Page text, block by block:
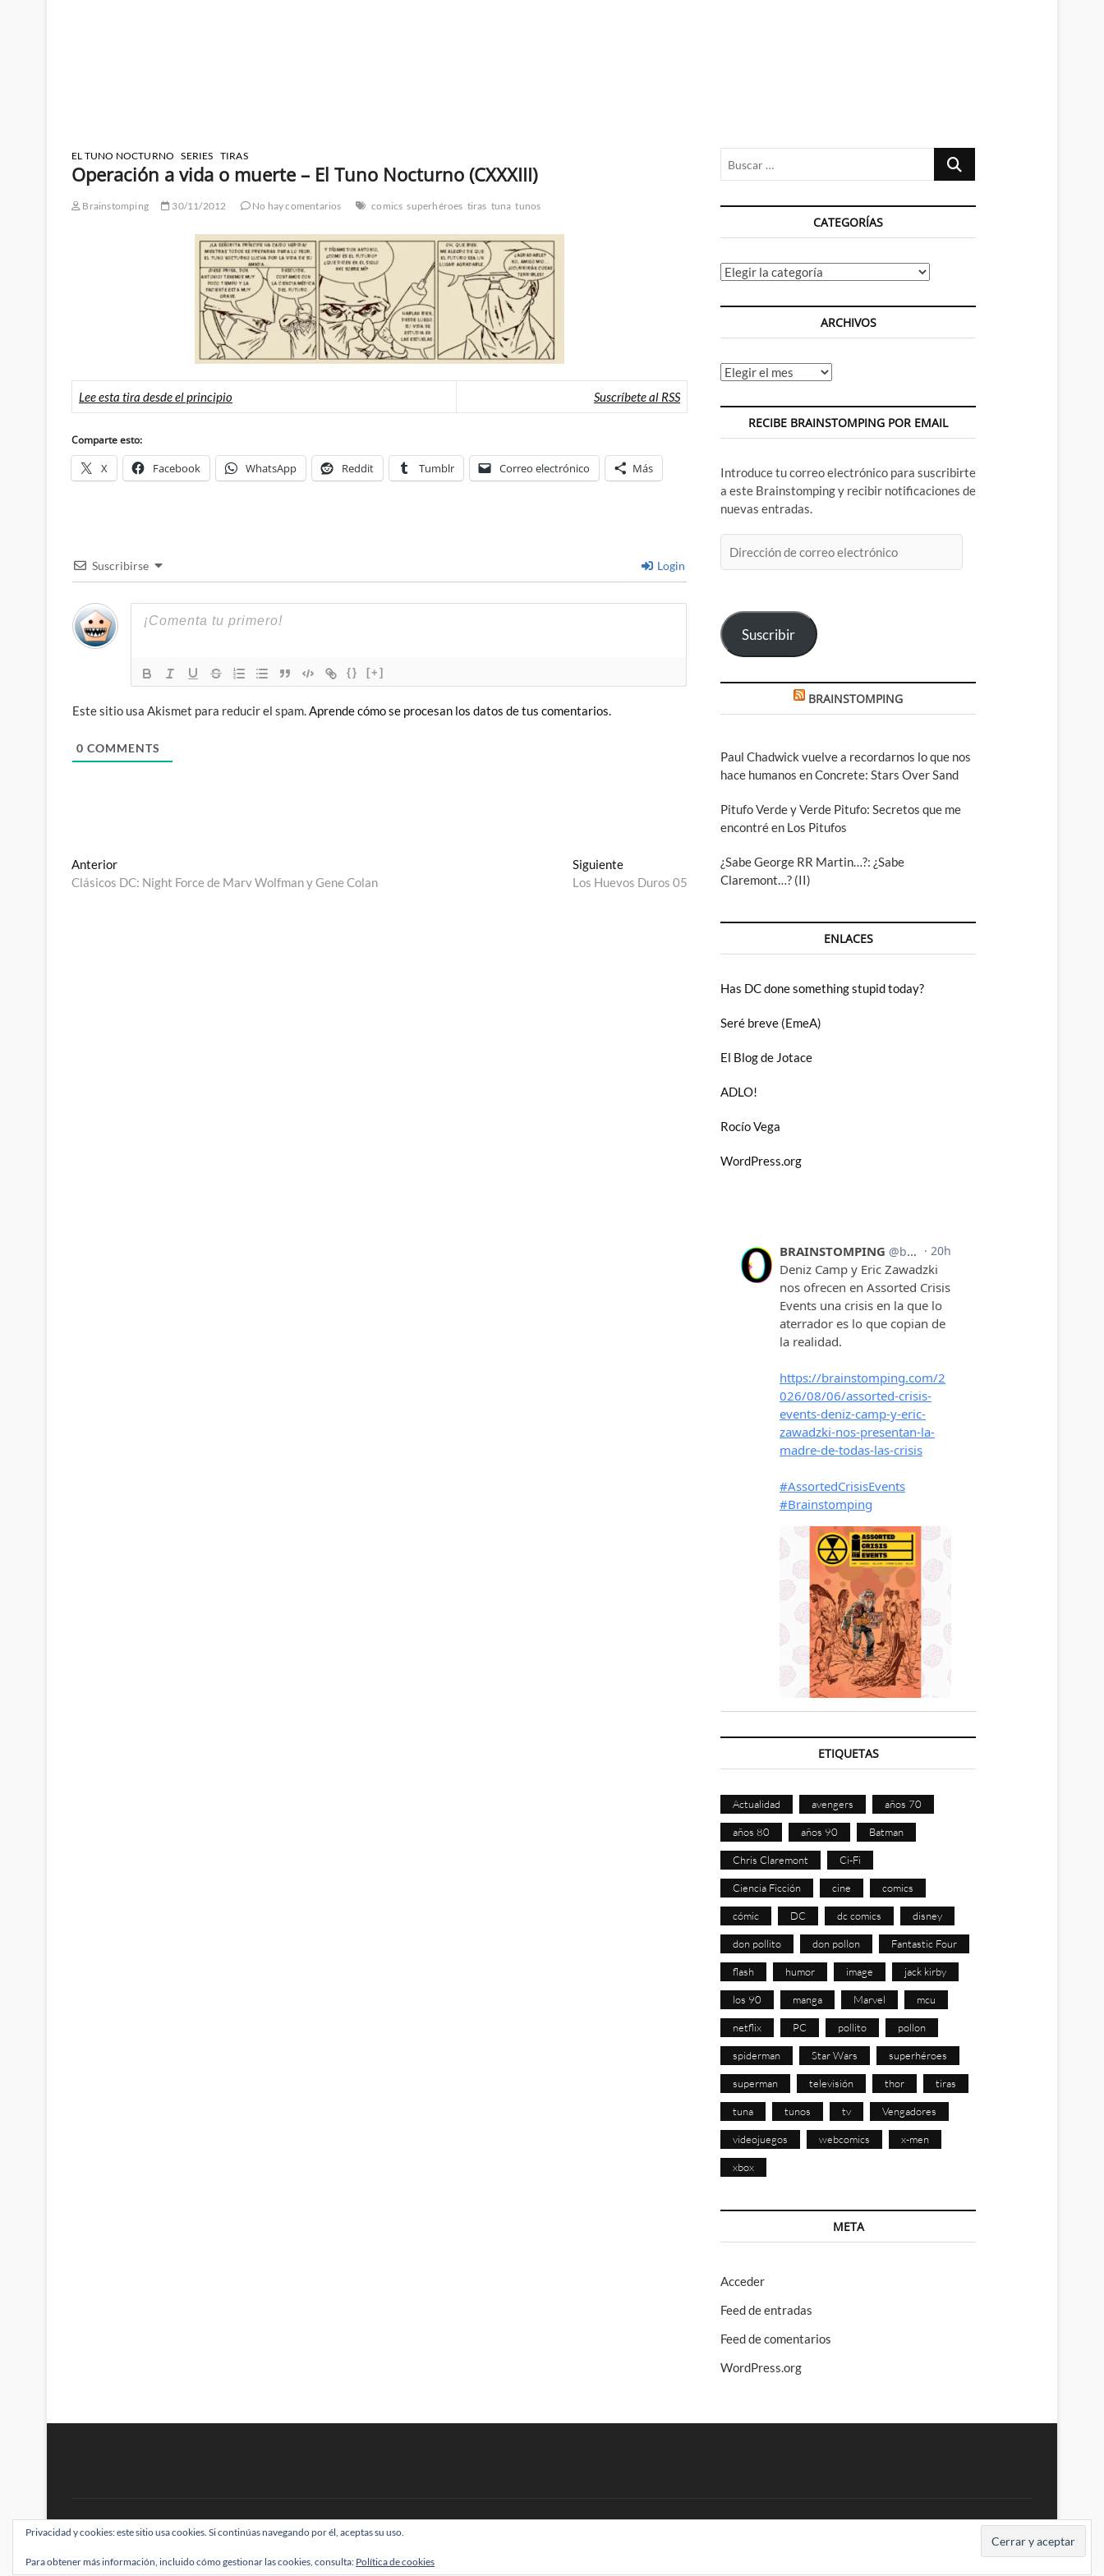
EL TUNO NOCTURNO SERIES TIRAS
Operación a vida o muerte – El Tuno Nocturno (CXXXIII)
Brainstomping 30/11/2012 No hay comentarios comics superhéroes tiras tuna tunos
Lee esta tira desde el principio Suscríbete al RSS
Comparte esto:
X Facebook WhatsApp Reddit Tumblr Correo electrónico Más
Suscribirse Login
{} [+]
Este sitio usa Akismet para reducir el spam.Aprende cómo se procesan los datos de tus comentarios.
0 COMMENTS
Navegación
de
AnteriorEntrada
anterior:
Clásicos DC: Night Force de Marv Wolfman y Gene Colan
SiguienteEntrada
siguiente:
Los Huevos Duros 05
Buscar
CATEGORÍAS
Categorías
ARCHIVOS
Archivos
RECIBE BRAINSTOMPING POR EMAIL
Introduce tu correo electrónico para suscribirte
a este Brainstomping y recibir notificaciones de
nuevas entradas.
de
Suscribir
BRAINSTOMPING
Paul Chadwick vuelve a recordarnos lo que nos
hace humanos en Concrete: Stars Over Sand
Pitufo Verde y Verde Pitufo: Secretos que me
encontré en Los Pitufos
¿Sabe George RR Martin…?: ¿Sabe
Claremont…? (II)
ENLACES
Has DC done something stupid today?
Seré breve (EmeA)
El Blog de Jotace
ADLO!
Rocío Vega
WordPress.org
ETIQUETAS
Actualidad avengers años 70
años 80 años 90 Batman
Chris Claremont Ci-Fi
Ciencia Ficción cine comics
cómic DC dc comics disney
don pollito don pollon Fantastic Four
flash humor image jack kirby
los 90 manga Marvel mcu
netflix PC pollito pollon
spiderman Star Wars superhéroes
superman televisión thor tiras
tuna tunos tv Vengadores
videojuegos webcomics x-men
xbox
META
Acceder
Feed de entradas
Feed de comentarios
WordPress.org
BRAINSTOMPING| Diseñado por:Theme Freesia|WordPress| © Todos los derechos reservados
Privacidad y cookies: este sitio usa cookies. Si continúas navegando por él, aceptas su uso.
Para obtener más información, incluido cómo gestionar las cookies, consulta: Política de cookies